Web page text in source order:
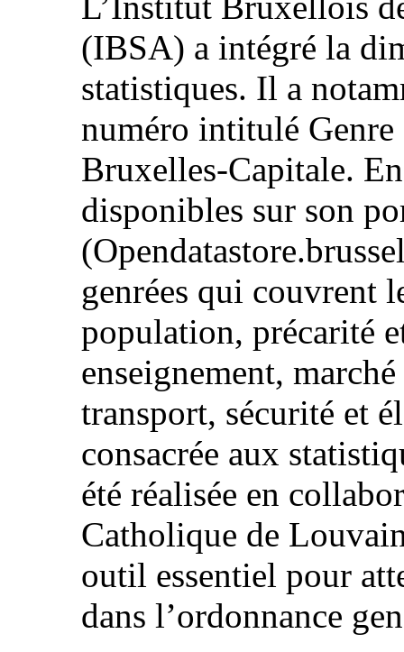
(IBSA) a intégré la
statistiques. Il a
numéro intitulé Genre
Bruxelles-Capitale.
disponibles sur son
genrées qui couvrent
population, précarité
enseignement,
transport, sécurité et
consacrée aux
été réalisée en
Catholique de
outil essentiel pour
dans l’ordonnance